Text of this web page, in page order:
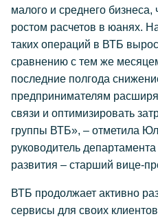
малого и среднего бизнеса,
ростом расчетов в юанях.
таких операций в ВТБ
сравнению с тем же
последние полгода
предпринимателям
связи и оптимизировать
группы ВТБ», – отметила
руководитель
развития – старший вице-
ВТБ продолжает активно
сервисы для своих